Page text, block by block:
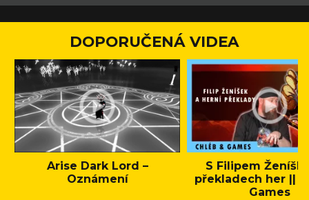
DOPORUČENÁ VIDEA
Arise Dark Lord –
Oznámení
S Filipem
překladech her ||
Games